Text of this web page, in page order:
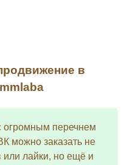
в
огромным перечнем
можно заказать не
или лайки, но ещё и